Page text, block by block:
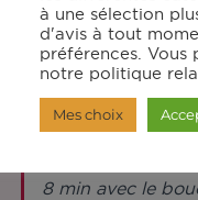
Dans le robot
vitesse 12
Mettez le
8 min avec le
à une sélection
d'avis à tout
préférences. Vous
notre politique
Mes choix